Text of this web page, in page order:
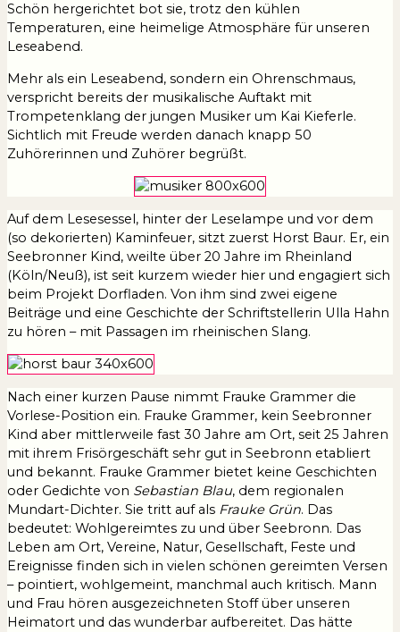
Schön hergerichtet bot sie, trotz den kühlen
Temperaturen, eine heimelige Atmosphäre für unseren
Leseabend.
Mehr als ein Leseabend, sondern ein Ohrenschmaus,
verspricht bereits der musikalische Auftakt mit
Trompetenklang der jungen Musiker um Kai Kieferle.
Sichtlich mit Freude werden danach knapp 50
Zuhörerinnen und Zuhörer begrüßt.
Auf dem Lesesessel, hinter der Leselampe und vor dem
(so dekorierten) Kaminfeuer, sitzt zuerst Horst Baur. Er, ein
Seebronner Kind, weilte über 20 Jahre im Rheinland
(Köln/Neuß), ist seit kurzem wieder hier und engagiert sich
beim Projekt Dorfladen. Von ihm sind zwei eigene
Beiträge und eine Geschichte der Schriftstellerin Ulla Hahn
zu hören – mit Passagen im rheinischen Slang.
Nach einer kurzen Pause nimmt Frauke Grammer die
Vorlese-Position ein. Frauke Grammer, kein Seebronner
Kind aber mittlerweile fast 30 Jahre am Ort, seit 25 Jahren
mit ihrem Frisörgeschäft sehr gut in Seebronn etabliert
und bekannt. Frauke Grammer bietet keine Geschichten
oder Gedichte von Sebastian Blau, dem regionalen
Mundart-Dichter. Sie tritt auf als Frauke Grün. Das
bedeutet: Wohlgereimtes zu und über Seebronn. Das
Leben am Ort, Vereine, Natur, Gesellschaft, Feste und
Ereignisse finden sich in vielen schönen gereimten Versen
– pointiert, wohlgemeint, manchmal auch kritisch. Mann
und Frau hören ausgezeichneten Stoff über unseren
Heimatort und das wunderbar aufbereitet. Das hätte